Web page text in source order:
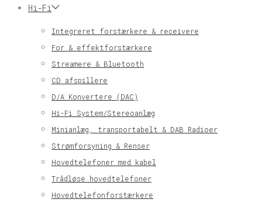
Hi-Fi
Integreret forstærkere & receivere
For & effektforstærkere
Streamere & Bluetooth
CD afspillere
D/A Konvertere (DAC)
Hi-Fi System/Stereoanlæg
Minianlæg, transportabelt & DAB Radioer
Strømforsyning & Renser
Hovedtelefoner med kabel
Trådløse hovedtelefoner
Hovedtelefonforstærkere